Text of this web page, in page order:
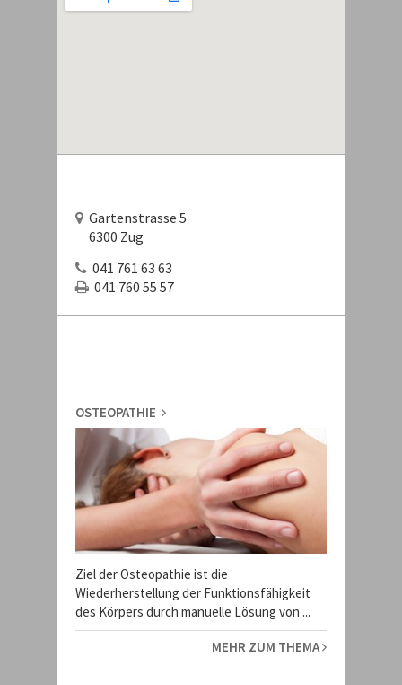
Gartenstrasse 5
6300 Zug
041 761 63 63
041 760 55 57
OSTEOPATHIE
Ziel der Osteopathie ist die
Wiederherstellung der Funktionsfähigkeit
des Körpers durch manuelle Lösung von ...
MEHR ZUM THEMA